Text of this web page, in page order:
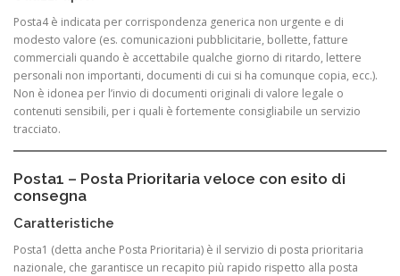
Posta4 è indicata per corrispondenza generica non urgente e di
modesto valore (es. comunicazioni pubblicitarie, bollette, fatture
commerciali quando è accettabile qualche giorno di ritardo, lettere
personali non importanti, documenti di cui si ha comunque copia, ecc.).
Non è idonea per l’invio di documenti originali di valore legale o
contenuti sensibili, per i quali è fortemente consigliabile un servizio
tracciato.
Posta1 – Posta Prioritaria veloce con esito di
consegna
Caratteristiche
Posta1 (detta anche Posta Prioritaria) è il servizio di posta prioritaria
nazionale, che garantisce un recapito più rapido rispetto alla posta